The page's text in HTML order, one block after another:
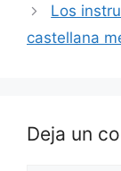
Los
castellana
Deja un